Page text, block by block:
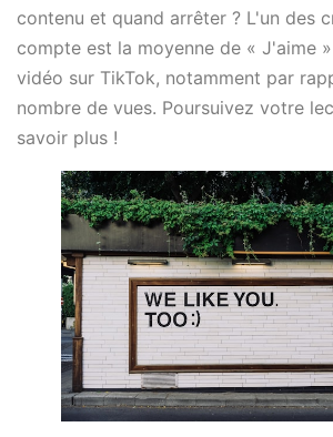
contenu et quand arrêter ? L'un des
compte est la moyenne de « J'aime
vidéo sur TikTok, notamment par
nombre de vues. Poursuivez votre
savoir plus !